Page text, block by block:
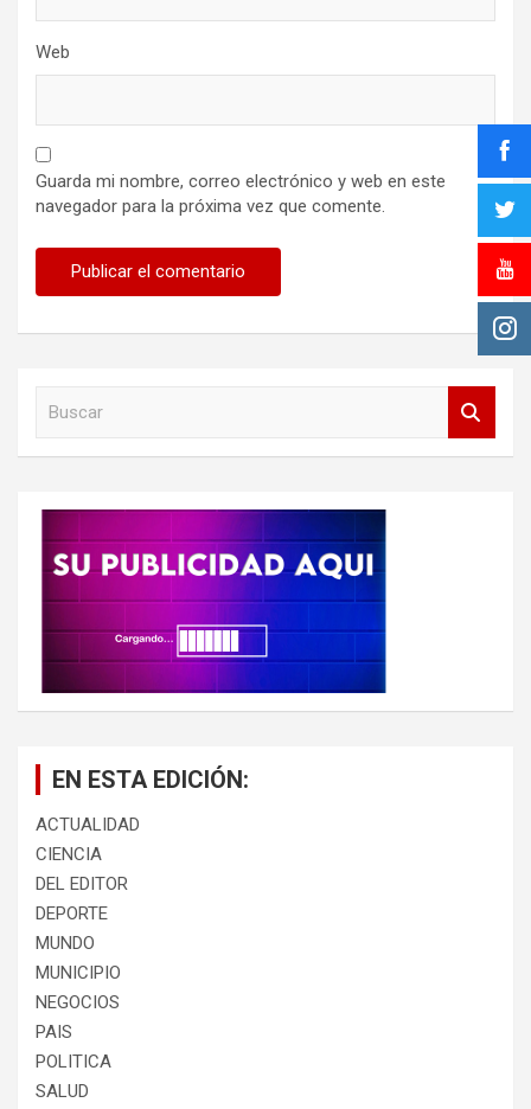
Web
Guarda mi nombre, correo electrónico y web en este
navegador para la próxima vez que comente.
EN ESTA EDICIÓN:
ACTUALIDAD
CIENCIA
DEL EDITOR
DEPORTE
MUNDO
MUNICIPIO
NEGOCIOS
PAIS
POLITICA
SALUD